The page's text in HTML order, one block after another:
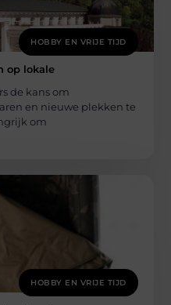
HOBBY EN VRIJE TIJD
op lokale
de kans om
en nieuwe plekken te
om
HOBBY EN VRIJE TIJD